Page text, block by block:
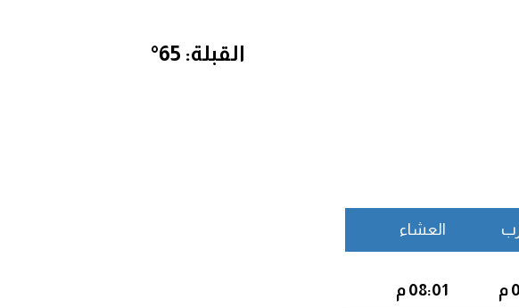
العشاء
08:01 م
القبلة: 65°